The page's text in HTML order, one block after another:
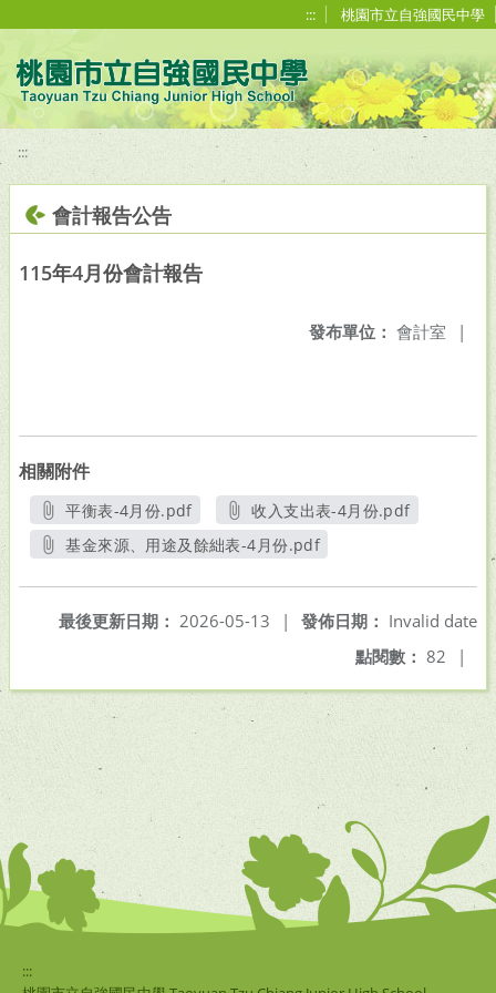
::: 桃園市立自強國民中學
:::
會計報告公告
115年4月份會計報告
發布單位： 會計室 |
相關附件
平衡表-4月份.pdf
另開新視窗
收入支出表-4月份.pdf
另開新視窗
基金來源、用途及餘絀表-4月份.pdf
發佈日期： Invalid date
最後更新日期： 2026-05-13
|
點閱數： 82 |
:::